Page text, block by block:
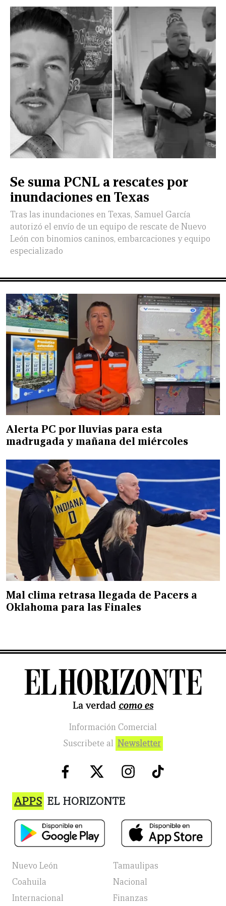
Se suma PCNL a rescates por
inundaciones en Texas
Tras las inundaciones en Texas, Samuel García
autorizó el envío de un equipo de rescate de Nuevo
León con binomios caninos, embarcaciones y equipo
especializado
Alerta PC por lluvias para esta
madrugada y mañana del miércoles
Mal clima retrasa llegada de Pacers a
Oklahoma para las Finales
Información Comercial
Suscribete al Newsletter
APPS EL HORIZONTE
Nuevo León
Tamaulipas
Coahuila
Nacional
Internacional
Finanzas